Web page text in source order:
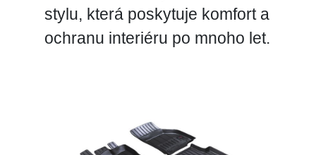
stylu, která poskytuje komfort a
ochranu interiéru po mnoho let.